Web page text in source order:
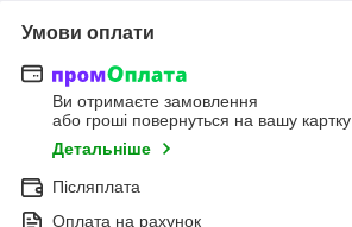
Умови оплати
Ви отримаєте замовлення
або гроші повернуться на вашу картку
Детальніше
Післяплата
Оплата на рахунок